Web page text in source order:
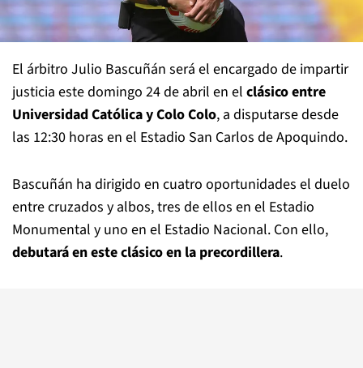
El árbitro Julio Bascuñán será el encargado de impartir
justicia este domingo 24 de abril en el clásico entre
Universidad Católica y Colo Colo, a disputarse desde
las 12:30 horas en el Estadio San Carlos de Apoquindo.
Bascuñán ha dirigido en cuatro oportunidades el duelo
entre cruzados y albos, tres de ellos en el Estadio
Monumental y uno en el Estadio Nacional. Con ello,
debutará en este clásico en la precordillera.